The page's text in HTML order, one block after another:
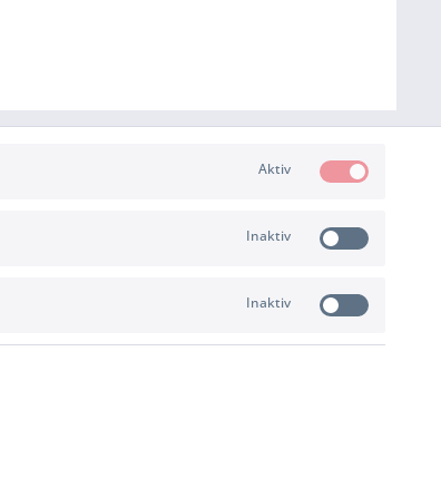
Aktiv
Inaktiv
Inaktiv